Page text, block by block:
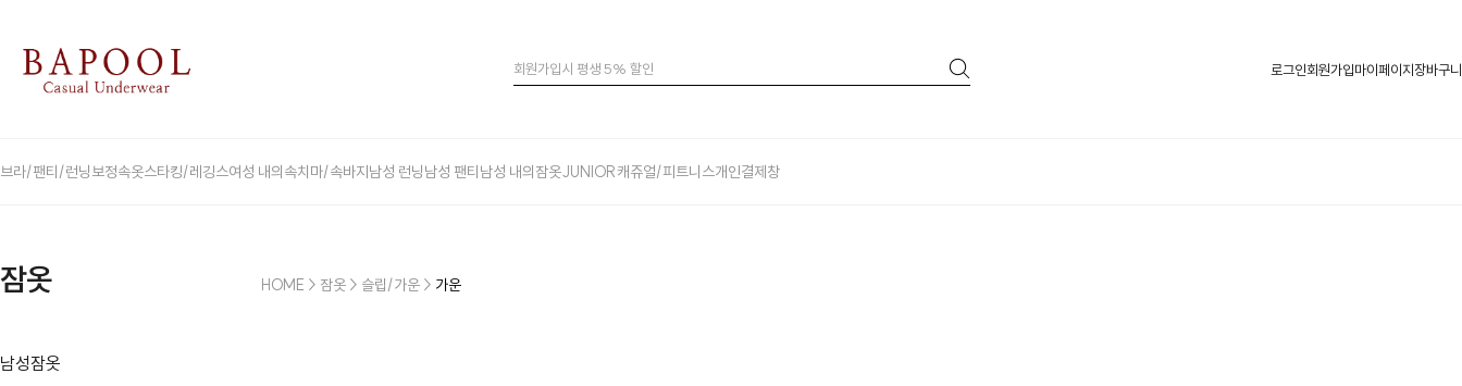
로그인회원가입마이페이지장바구니
브라/팬티/런닝보정속옷스타킹/레깅스여성 내의속치마/속바지남성 런닝남성 팬티남성 내의잠옷JUNIOR캐쥬얼/피트니스개인결제창
잠옷
남성잠옷
HOME > 잠옷 > 슬립/가운 > 가운